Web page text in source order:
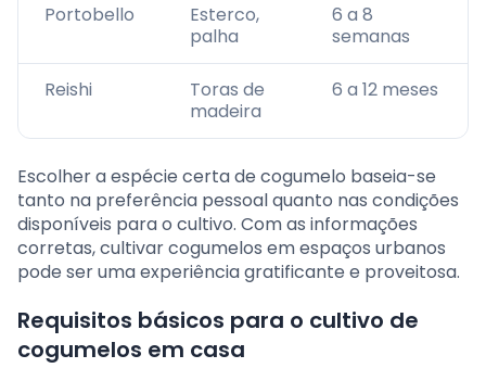
Portobello
Esterco,
palha
6 a 8
semanas
Reishi
Toras de
madeira
6 a 12 meses
Escolher a espécie certa de cogumelo baseia-se
tanto na preferência pessoal quanto nas condições
disponíveis para o cultivo. Com as informações
corretas, cultivar cogumelos em espaços urbanos
pode ser uma experiência gratificante e proveitosa.
Requisitos básicos para o cultivo de
cogumelos em casa